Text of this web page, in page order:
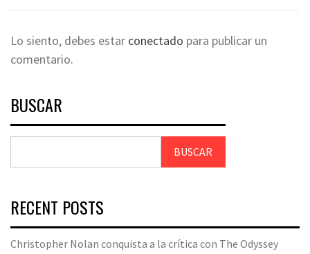
Lo siento, debes estar conectado para publicar un
comentario.
BUSCAR
BUSCAR
RECENT POSTS
Christopher Nolan conquista a la crítica con The Odyssey